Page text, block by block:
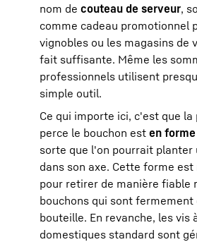
nom de couteau de serveur,
comme cadeau promotionnel
vignobles ou les magasins de
fait suffisante. Même les
professionnels utilisent
simple outil.
Ce qui importe ici, c'est que la
perce le bouchon est en
sorte que l'on pourrait planter
dans son axe. Cette forme est
pour retirer de manière fiable
bouchons qui sont fermement
bouteille. En revanche, les vis
domestiques standard sont